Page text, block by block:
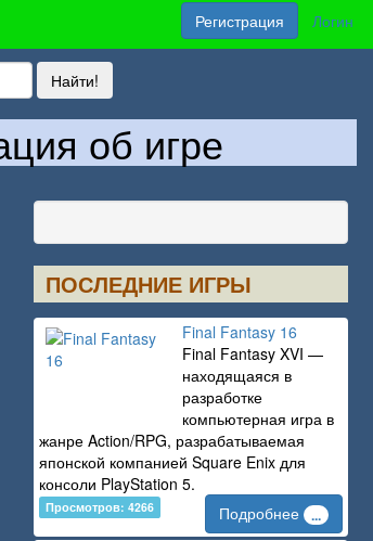
Регистрация Логин
об игре
ПОСЛЕДНИЕ ИГРЫ
Final Fantasy 16
Final Fantasy XVI —
находящаяся в
разработке
компьютерная игра в
жанре Action/RPG, разрабатываемая
японской компанией Square Enix для
консоли PlayStation 5.
Просмотров: 4266 Подробнее ...